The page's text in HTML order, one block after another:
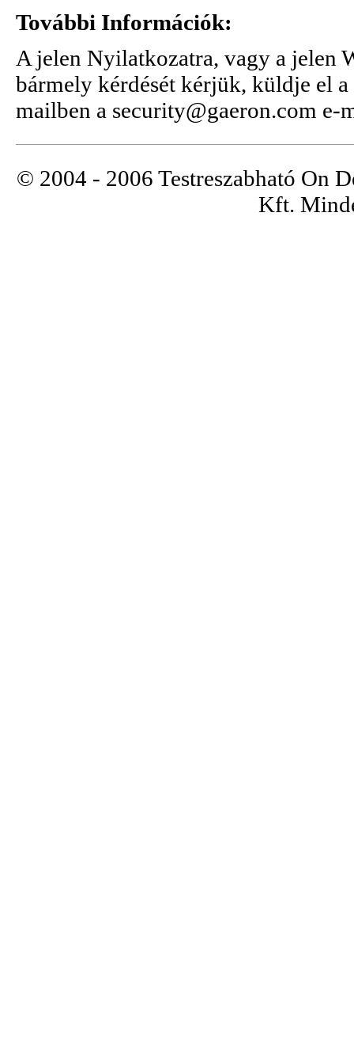
További Információk:
A jelen Nyilatkozatra, vagy a jelen
bármely kérdését kérjük, küldje el
mailben a security@gaeron.com e-
© 2004 - 2006 Testreszabható On
Kft.